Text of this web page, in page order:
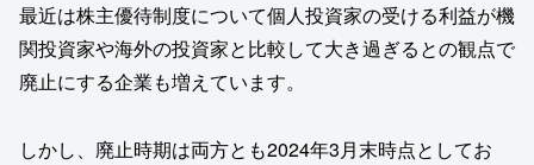
最近は株主優待制度について個人投資家の受ける利益が機
関投資家や海外の投資家と比較して大き過ぎるとの観点で
廃止にする企業も増えています。
しかし、廃止時期は両方とも2024年3月末時点としてお